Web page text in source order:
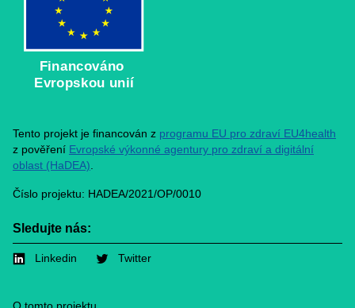
Evropskou unií
Tento projekt je financován z programu EU pro zdraví EU4health
z pověření Evropské výkonné agentury pro zdraví a digitální
oblast (HaDEA).
Číslo projektu: HADEA/2021/OP/0010
Sledujte nás:
Linkedin Twitter